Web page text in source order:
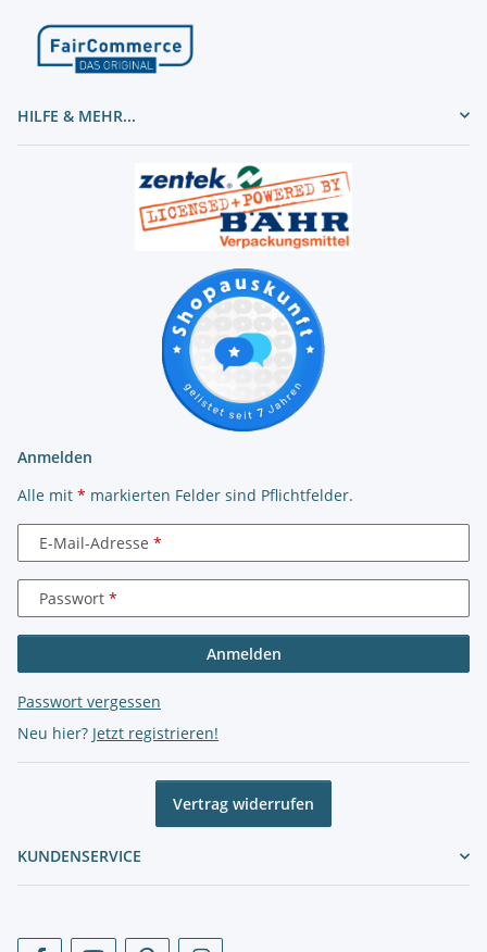
HILFE & MEHR...
Anmelden
Alle mit * markierten Felder sind Pflichtfelder.
E-Mail-Adresse
Passwort
Anmelden
Passwort vergessen
Neu hier? Jetzt registrieren!
Vertrag widerrufen
KUNDENSERVICE